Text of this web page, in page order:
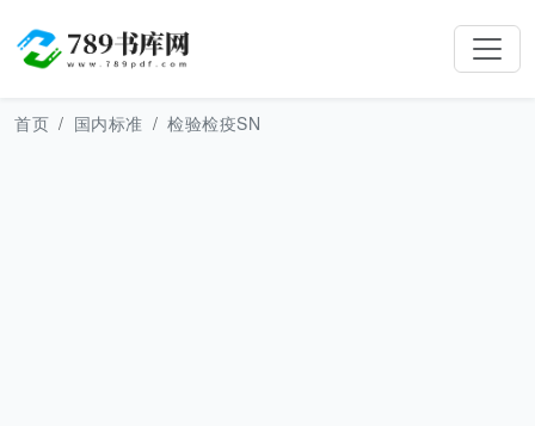
首页 国内标准 检验检疫SN